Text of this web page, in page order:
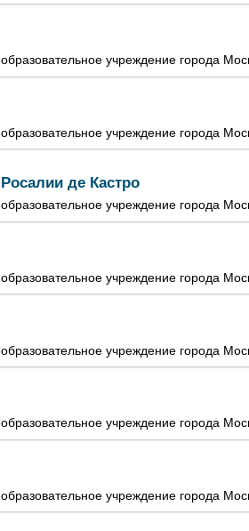
учреждение города
учреждение города
де Кастро
учреждение города
учреждение города
учреждение города
учреждение города
учреждение города